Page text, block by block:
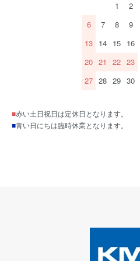
1
2
6
7 8 9
13 14 15 16
20 21 22 23
27 28 29 30
■赤い土日祝日は定休日となります。
■青い日にちは臨時休業となります。